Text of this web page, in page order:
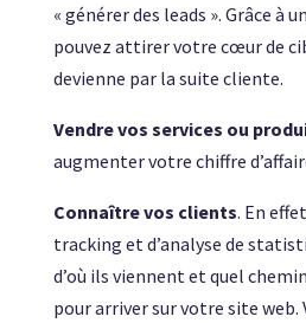
« générer des leads ». Grâce à
pouvez attirer votre cœur de
devienne par la suite cliente.
Vendre vos services ou
augmenter votre chiffre
Connaître vos clients. En
tracking et d’analyse de
d’où ils viennent et quel
pour arriver sur votre site web.